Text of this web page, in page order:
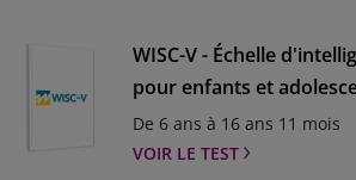
WISC-V - Échelle
pour enfants et
édition
De 6 ans à 16 ans 11 mois
VOIR LE TEST